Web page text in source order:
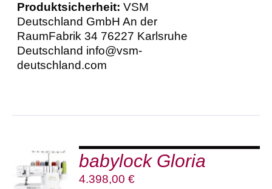
Produktsicherheit: VSM
Deutschland GmbH An der
RaumFabrik 34 76227 Karlsruhe
Deutschland info@vsm-
deutschland.com
WARENKORB
/
babylock Gloria
4.398,00€